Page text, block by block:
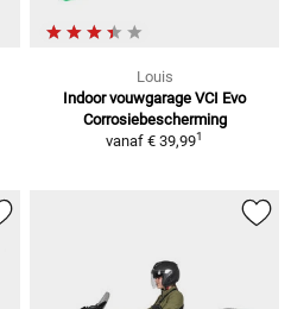
Louis
Indoor vouwgarage VCI Evo
Corrosiebescherming
vanaf € 39,991